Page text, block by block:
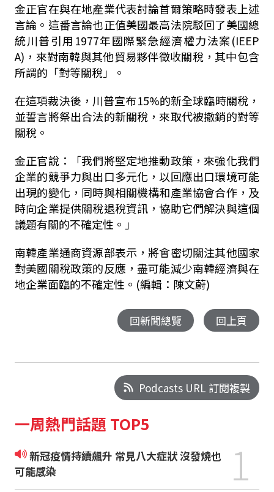
金正官在與在地產業代表討論首爾策略時發表上述
言論。這番言論也正值美國最高法院駁回了美國總
統川普引用1977年國際緊急經濟權力法案(IEEP
A)，來對南韓與其他貿易夥伴徵收關稅，其中包含
所謂的「對等關稅」。
在這項裁決後，川普宣布15%的新全球臨時關稅，
並誓言將祭出合法的新關稅，來取代被撤銷的對等
關稅。
金正官說：「我們將堅定地推動政策，來強化我們
企業的競爭力與出口多元化，以回應出口環境可能
出現的變化，同時與相關機構和產業協會合作，及
時向企業提供關稅退稅資訊，協助它們解決與這個
議題有關的不確定性。」
南韓產業通商資源部表示，將會密切關注其他國家
對美國關稅政策的反應，盡可能減少南韓經濟與在
地企業面臨的不確定性。(編輯：陳文蔚)
回新聞總覽 回上頁
Podcasts URL 訂閱複製
一周熱門話題 TOP5
新冠疫情持續飆升 常見八大症狀 沒發燒也
可能感染
1